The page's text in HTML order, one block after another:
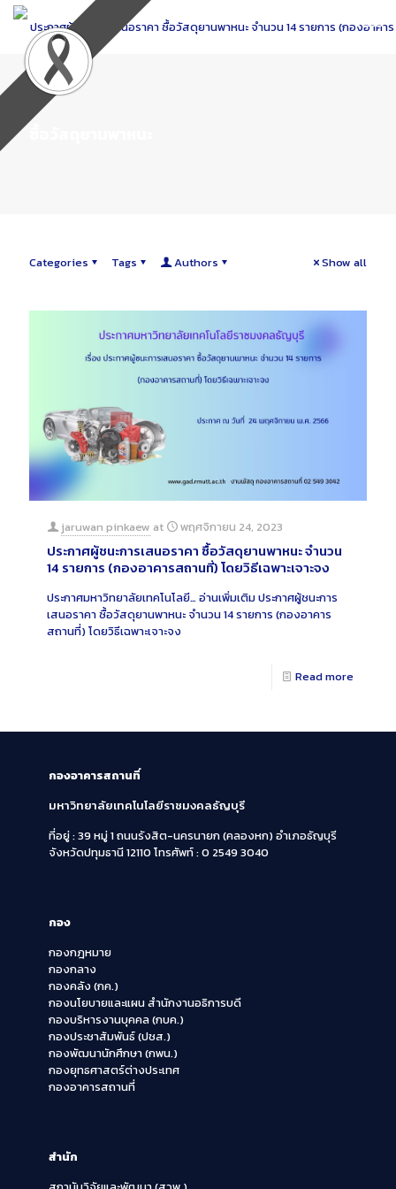
Skip
Content
Categories Tags Authors Show all
jaruwan pinkaew at พฤศจิกายน 24, 2023
ประกาศผู้ชนะการเสนอราคา ซื้อวัสดุยานพาหนะ จำนวน
14 รายการ (กองอาคารสถานที่) โดยวิธีเฉพาะเจาะจง
ประกาศมหาวิทยาลัยเทคโนโลยี…อ่านเพิ่มเติมประกาศผู้ชนะการ
เสนอราคา ซื้อวัสดุยานพาหนะ จำนวน 14 รายการ (กองอาคาร
สถานที่) โดยวิธีเฉพาะเจาะจง
Read more
กองอาคารสถานที่
มหาวิทยาลัยเทคโนโลยีราชมงคลธัญบุรี
ที่อยู่ : 39 หมู่ 1 ถนนรังสิต-นครนายก (คลองหก)อำเภอธัญบุรี
จังหวัดปทุมธานี 12110 โทรศัพท์ : 0 2549 3040
กอง
กองกฎหมาย
กองกลาง
กองคลัง (กค.)
กองนโยบายและแผน สำนักงานอธิการบดี
กองบริหารงานบุคคล (กบค.)
กองประชาสัมพันธ์ (ปชส.)
กองพัฒนานักศึกษา (กพน.)
กองยุทธศาสตร์ต่างประเทศ
กองอาคารสถานที่
สำนัก